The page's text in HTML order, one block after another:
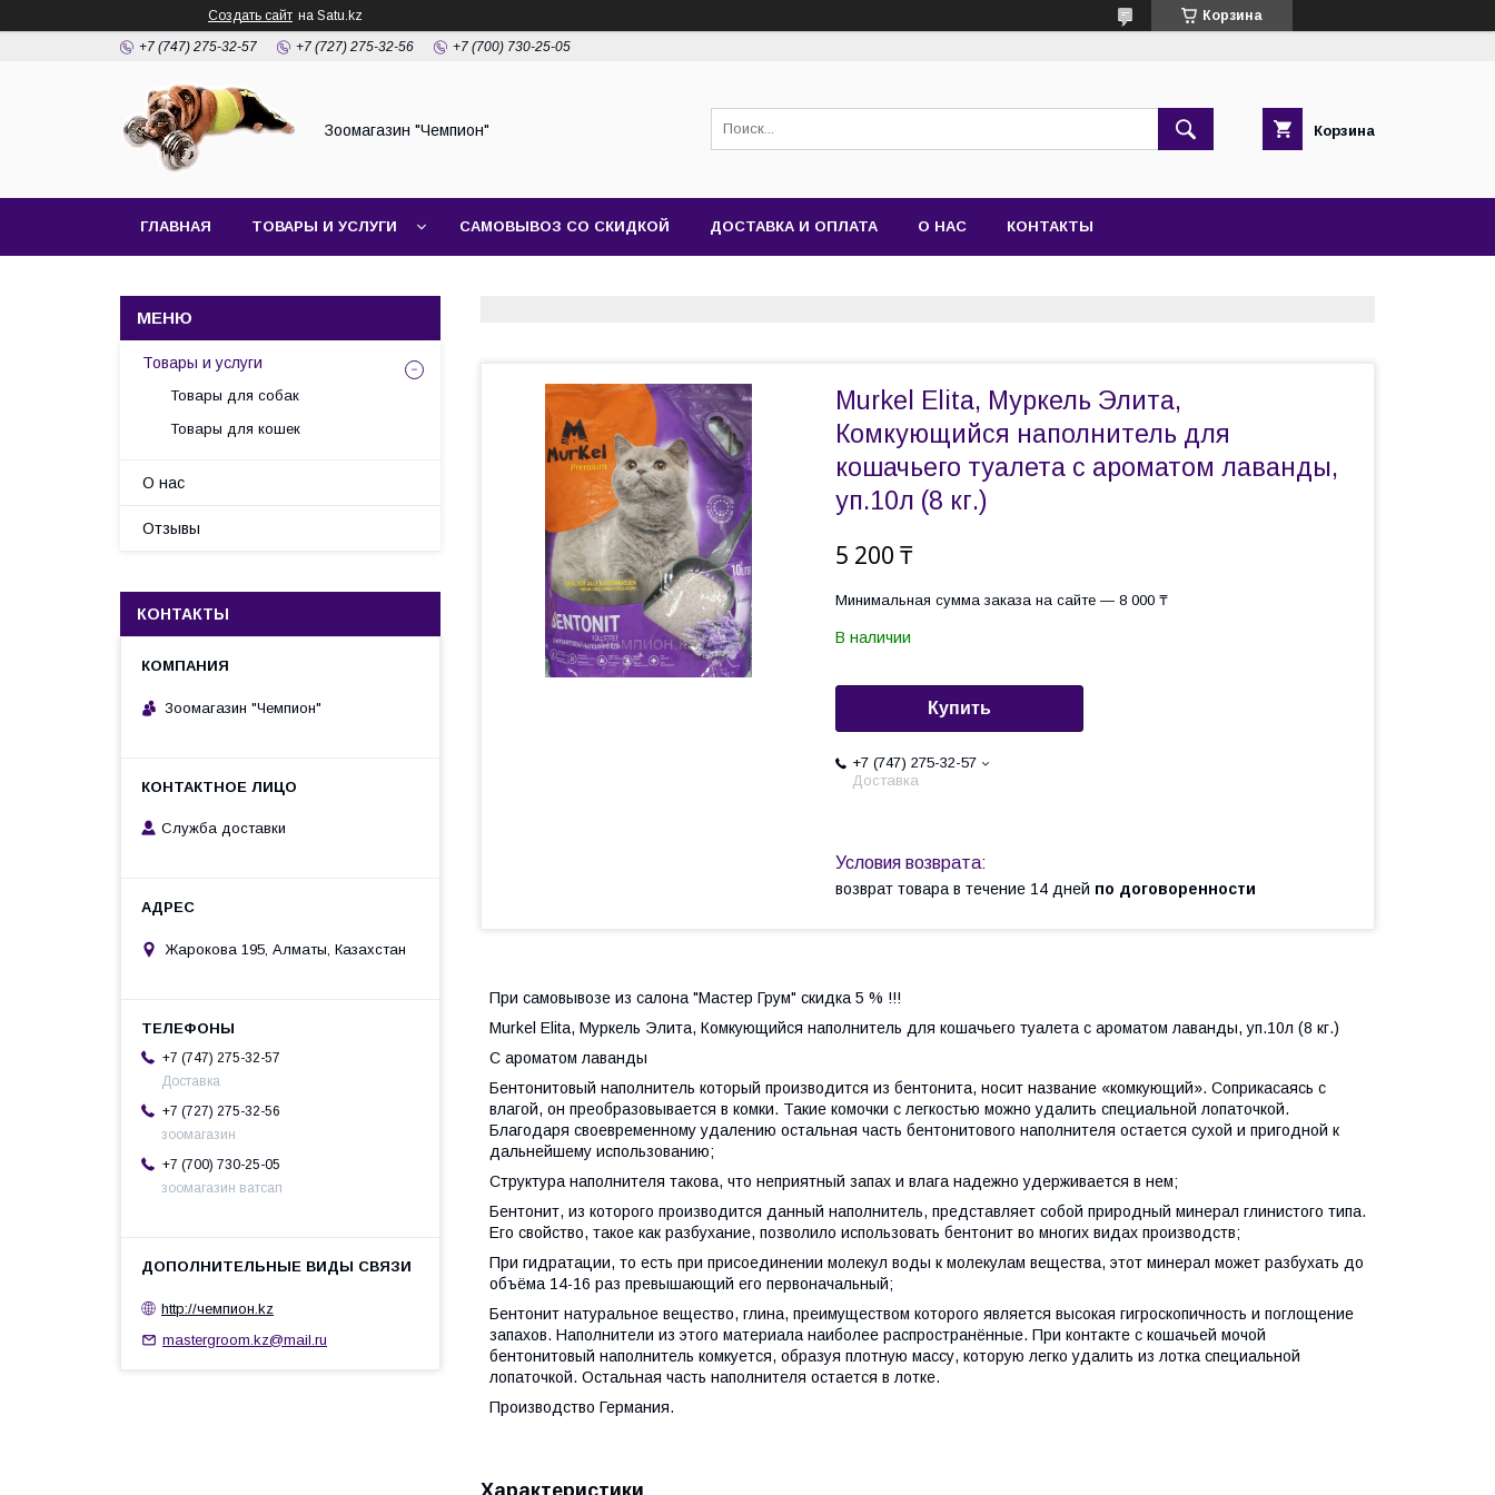
Создать сайт на Satu.kz Корзина
+7 (747) 275-32-57 +7 (727) 275-32-56 +7 (700) 730-25-05
Зоомагазин "Чемпион" Корзина
ГЛАВНАЯ ТОВАРЫ И УСЛУГИ САМОВЫВОЗ СО СКИДКОЙ ДОСТАВКА И ОПЛАТА О НАС КОНТАКТЫ
Murkel Elita, Муркель Элита,
Комкующийся наполнитель для
кошачьего туалета с ароматом лаванды,
уп.10л (8 кг.)
5 200 ₸
Минимальная сумма заказа на сайте — 8 000 ₸
В наличии
Купить
+7 (747) 275-32-57
Доставка
возврат товара в течение 14 дней по договоренности
При самовывозе из салона "Мастер Грум" скидка 5 % !!!
Murkel Elita, Муркель Элита, Комкующийся наполнитель для кошачьего туалета с ароматом лаванды, уп.10л (8 кг.)
С ароматом лаванды
Бентонитовый наполнитель который производится из бентонита, носит название «комкующий». Соприкасаясь с
влагой, он преобразовывается в комки. Такие комочки с легкостью можно удалить специальной лопаточкой.
Благодаря своевременному удалению остальная часть бентонитового наполнителя остается сухой и пригодной к
дальнейшему использованию;
Структура наполнителя такова, что неприятный запах и влага надежно удерживается в нем;
Бентонит, из которого производится данный наполнитель, представляет собой природный минерал глинистого типа.
Его свойство, такое как разбухание, позволило использовать бентонит во многих видах производств;
При гидратации, то есть при присоединении молекул воды к молекулам вещества, этот минерал может разбухать до
объёма 14-16 раз превышающий его первоначальный;
Бентонит натуральное вещество, глина, преимуществом которого является высокая гигроскопичность и поглощение
запахов. Наполнители из этого материала наиболее распространённые. При контакте с кошачьей мочой
бентонитовый наполнитель комкуется, образуя плотную массу, которую легко удалить из лотка специальной
лопаточкой. Остальная часть наполнителя остается в лотке.
Производство Германия.
Характеристики
Товары и услуги
Товары для собак
Товары для кошек
О нас
Отзывы
КОНТАКТЫ
Зоомагазин "Чемпион"
Служба доставки
Жарокова 195, Алматы, Казахстан
+7 (747) 275-32-57
Доставка
+7 (727) 275-32-56
зоомагазин
+7 (700) 730-25-05
зоомагазин ватсап
http://чемпион.kz
mastergroom.kz@mail.ru